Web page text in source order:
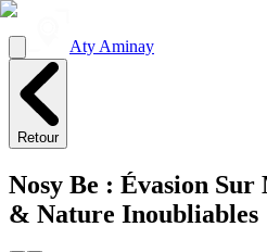
Aty Aminay
Retour
Nosy Be : Évasion Sur
& Nature Inoubliables